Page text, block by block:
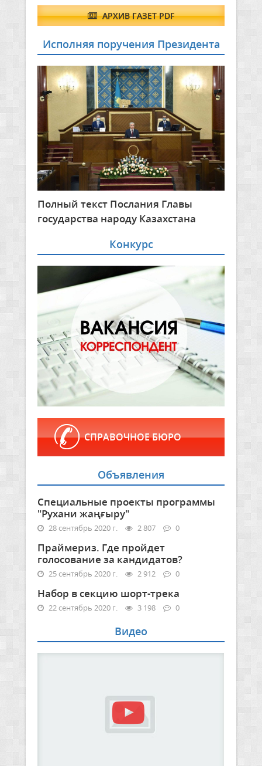
АРХИВ ГАЗЕТ PDF
Исполняя поручения Президента
Полный текст Послания Главы
государства народу Казахстана
Конкурс
СПРАВОЧНОЕ БЮРО
Объявления
Специальные проекты программы
"Рухани жаңғыру"
28 сентябрь 2020 г. 2 807 0
Праймериз. Где пройдет
голосование за кандидатов?
25 сентябрь 2020 г. 2 912 0
Набор в секцию шорт-трека
22 сентябрь 2020 г. 3 198 0
Видео